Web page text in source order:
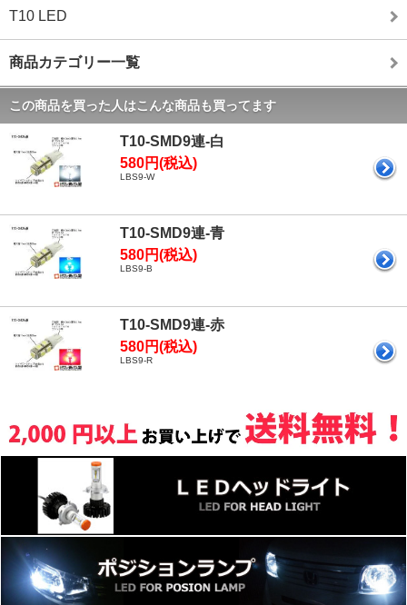
T10 LED
商品カテゴリー一覧
この商品を買った人はこんな商品も買ってます
T10-SMD9連-白
580円(税込)
LBS9-W
T10-SMD9連-青
580円(税込)
LBS9-B
T10-SMD9連-赤
580円(税込)
LBS9-R